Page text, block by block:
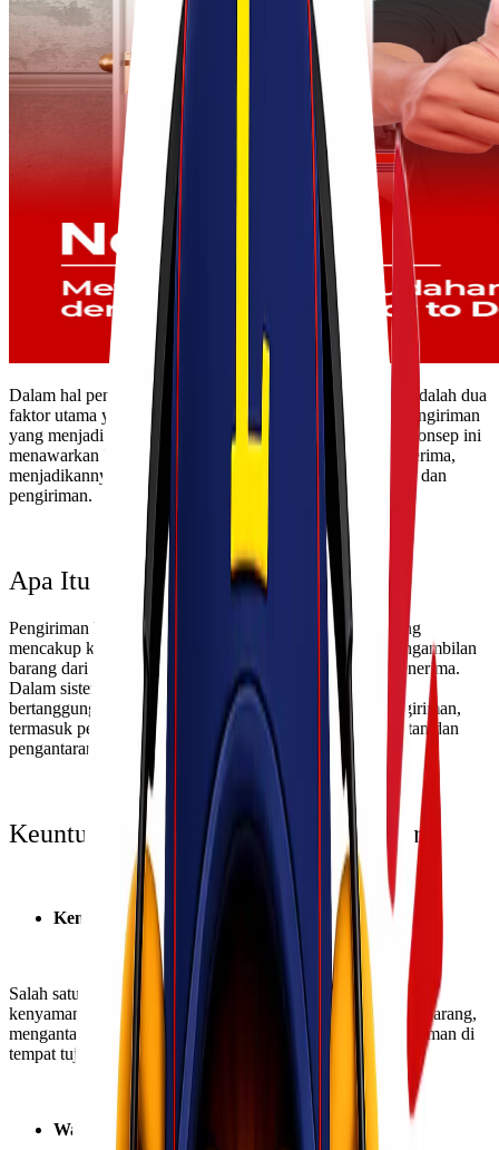
Dalam hal pengiriman barang, kenyamanan dan efisiensi adalah dua
faktor utama yang dicari pelanggan. Salah satu metode pengiriman
yang menjadi populer adalah Pengiriman Door to Door. Konsep ini
menawarkan berbagai keuntungan bagi pengirim dan penerima,
menjadikannya pilihan yang kian populer di dunia logistik dan
pengiriman.
Apa Itu Pengiriman Door to Door?
Pengiriman Door to Door adalah layanan pengiriman yang
mencakup keseluruhan proses pengiriman, mulai dari pengambilan
barang dari pengirim hingga pengantaran langsung ke penerima.
Dalam sistem ini, perusahaan pengiriman atau ekspedisi
bertanggung jawab untuk mengatur seluruh tahapan pengiriman,
termasuk pengumpulan barang, pengemasan, pengangkutan dan
pengantaran ke alamat yang ditentukan.
Keuntungan Pengiriman Door to Door
Kemudahan dan Kenyamanan
Salah satu keuntungan pengiriman Door to Door adalah
kenyamanan. Pelanggan tidak perlu repot-repot mengemas barang,
mengantarkan ke kantor pengiriman, atau mengurus pengiriman di
tempat tujuan. Semua proses diurus oleh penyedia layanan.
Waktu dan Biaya yang Efisien